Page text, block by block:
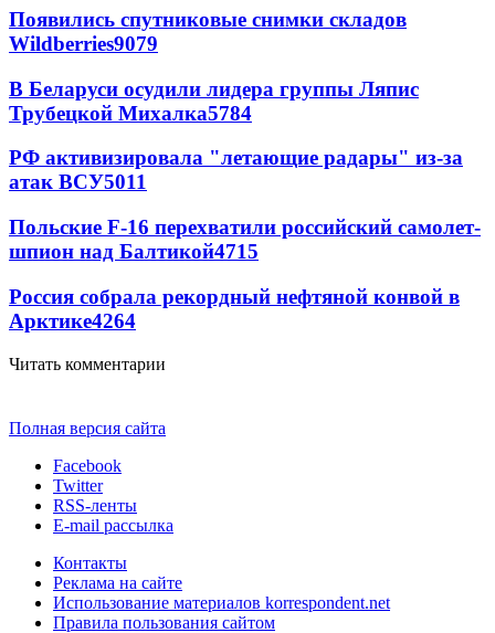
Появились спутниковые снимки складов
Wildberries9079
В Беларуси осудили лидера группы Ляпис
Трубецкой Михалка5784
РФ активизировала "летающие радары" из-за
атак ВСУ5011
Польские F-16 перехватили российский самолет-
шпион над Балтикой4715
Россия собрала рекордный нефтяной конвой в
Арктике4264
Читать комментарии
Полная версия сайта
Facebook
Twitter
RSS-ленты
E-mail рассылка
Контакты
Реклама на сайте
Использование материалов korrespondent.net
Правила пользования сайтом